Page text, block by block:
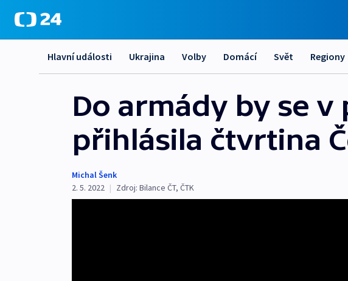
Hlavní události Ukrajina Volby Domácí Svět Regiony
Do armády by se
přihlásila čtvrtina
Michal Šenk
2. 5. 2022 | Zdroj: Bilance ČT, ČTK